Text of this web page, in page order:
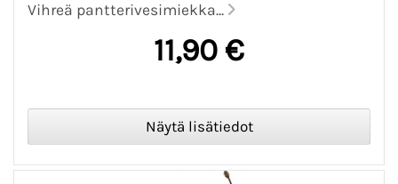
Vihreä pantterivesimiekka...
11,90 €